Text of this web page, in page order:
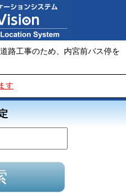
路工事のため、内宮前バス停を
す